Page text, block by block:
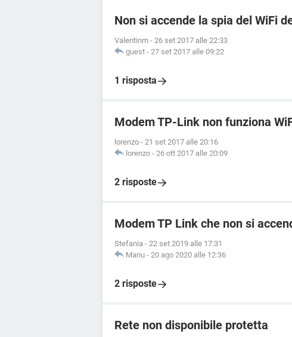
Non si accende la spia del WiFi
Valentinm - 26 set 2017 alle 22:33
guest - 27 set 2017 alle 09:22
1 risposta
Modem TP-Link non funziona
lorenzo - 21 set 2017 alle 20:16
lorenzo - 26 ott 2017 alle 20:09
2 risposte
Modem TP Link che non si
Stefania - 22 set 2019 alle 17:31
Manu - 20 ago 2020 alle 12:36
2 risposte
Rete non disponibile protetta